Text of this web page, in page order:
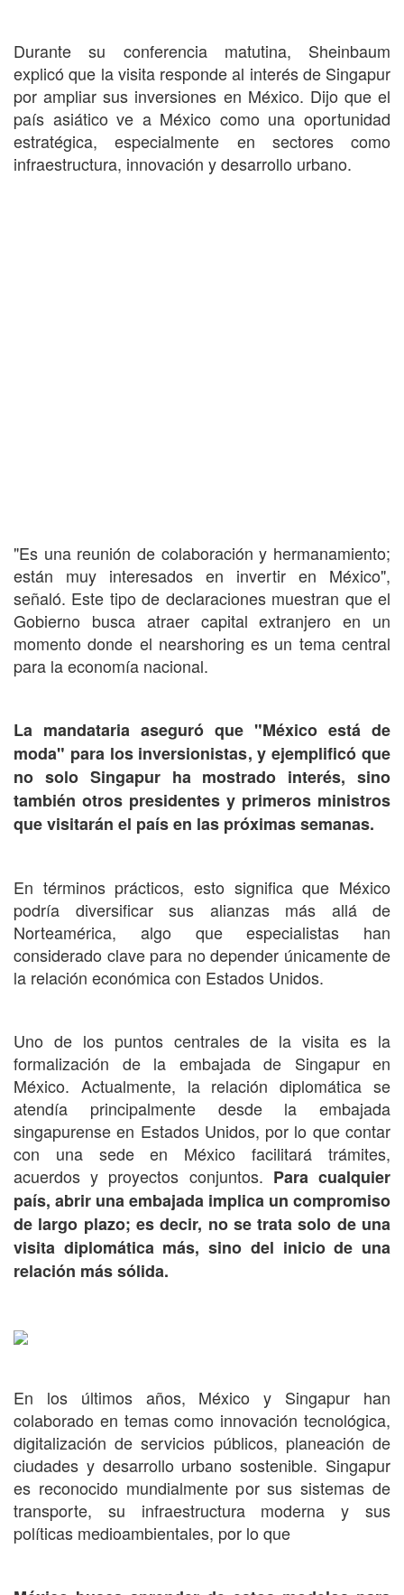
Durante su conferencia matutina, Sheinbaum
explicó que la visita responde al interés de Singapur
por ampliar sus inversiones en México. Dijo que el
país asiático ve a México como una oportunidad
estratégica, especialmente en sectores como
infraestructura, innovación y desarrollo urbano.
"Es una reunión de colaboración y hermanamiento;
están muy interesados en invertir en México",
señaló. Este tipo de declaraciones muestran que el
Gobierno busca atraer capital extranjero en un
momento donde el nearshoring es un tema central
para la economía nacional.
La mandataria aseguró que "México está de
moda" para los inversionistas, y ejemplificó que
no solo Singapur ha mostrado interés, sino
también otros presidentes y primeros ministros
que visitarán el país en las próximas semanas.
En términos prácticos, esto significa que México
podría diversificar sus alianzas más allá de
Norteamérica, algo que especialistas han
considerado clave para no depender únicamente de
la relación económica con Estados Unidos.
Uno de los puntos centrales de la visita es la
formalización de la embajada de Singapur en
México. Actualmente, la relación diplomática se
atendía principalmente desde la embajada
singapurense en Estados Unidos, por lo que contar
con una sede en México facilitará trámites,
acuerdos y proyectos conjuntos. Para cualquier
país, abrir una embajada implica un compromiso
de largo plazo; es decir, no se trata solo de una
visita diplomática más, sino del inicio de una
relación más sólida.
En los últimos años, México y Singapur han
colaborado en temas como innovación tecnológica,
digitalización de servicios públicos, planeación de
ciudades y desarrollo urbano sostenible. Singapur
es reconocido mundialmente por sus sistemas de
transporte, su infraestructura moderna y sus
políticas medioambientales, por lo que